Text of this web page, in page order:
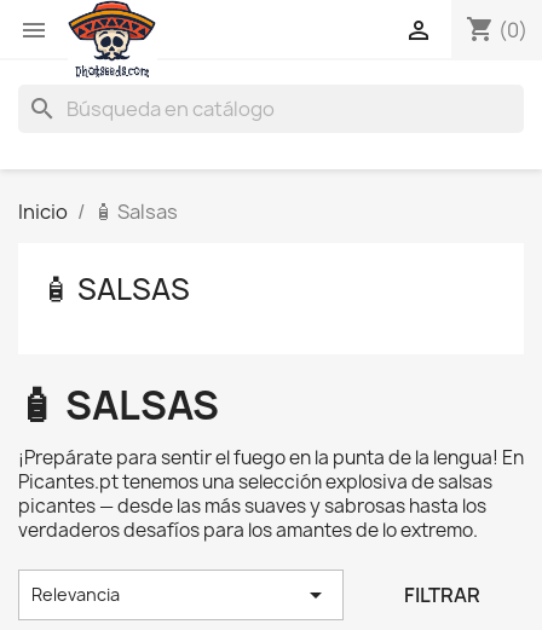
 shopping_cart (0)

search
Inicio 🧴 Salsas
🧴 SALSAS
🧴 SALSAS
¡Prepárate para sentir el fuego en la punta de la lengua! En
Picantes.pt tenemos una selección explosiva de salsas
picantes — desde las más suaves y sabrosas hasta los
verdaderos desafíos para los amantes de lo extremo.
Relevancia  FILTRAR